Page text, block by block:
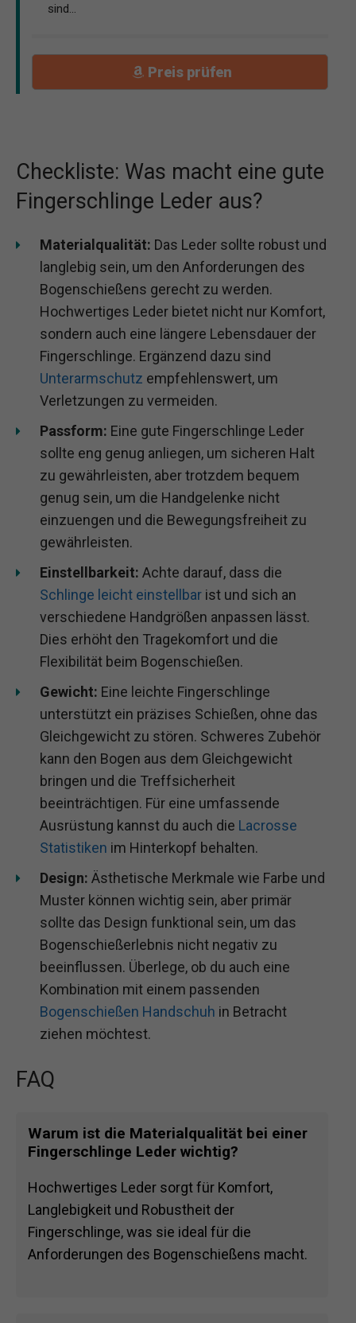
sind...
Preis prüfen
Checkliste: Was macht eine gute
Fingerschlinge Leder aus?
Materialqualität: Das Leder sollte robust und
langlebig sein, um den Anforderungen des
Bogenschießens gerecht zu werden.
Hochwertiges Leder bietet nicht nur Komfort,
sondern auch eine längere Lebensdauer der
Fingerschlinge. Ergänzend dazu sind
Unterarmschutz empfehlenswert, um
Verletzungen zu vermeiden.
Passform: Eine gute Fingerschlinge Leder
sollte eng genug anliegen, um sicheren Halt
zu gewährleisten, aber trotzdem bequem
genug sein, um die Handgelenke nicht
einzuengen und die Bewegungsfreiheit zu
gewährleisten.
Einstellbarkeit: Achte darauf, dass die
Schlinge leicht einstellbar ist und sich an
verschiedene Handgrößen anpassen lässt.
Dies erhöht den Tragekomfort und die
Flexibilität beim Bogenschießen.
Gewicht: Eine leichte Fingerschlinge
unterstützt ein präzises Schießen, ohne das
Gleichgewicht zu stören. Schweres Zubehör
kann den Bogen aus dem Gleichgewicht
bringen und die Treffsicherheit
beeinträchtigen. Für eine umfassende
Ausrüstung kannst du auch die Lacrosse
Statistiken im Hinterkopf behalten.
Design: Ästhetische Merkmale wie Farbe und
Muster können wichtig sein, aber primär
sollte das Design funktional sein, um das
Bogenschießerlebnis nicht negativ zu
beeinflussen. Überlege, ob du auch eine
Kombination mit einem passenden
Bogenschießen Handschuh in Betracht
ziehen möchtest.
FAQ
Warum ist die Materialqualität bei einer
Fingerschlinge Leder wichtig?
Hochwertiges Leder sorgt für Komfort,
Langlebigkeit und Robustheit der
Fingerschlinge, was sie ideal für die
Anforderungen des Bogenschießens macht.